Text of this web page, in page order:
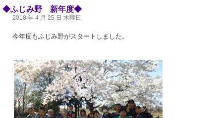
◆ふじみ野 新年度◆
2018 年 4 月 25 日 水曜日
今年度もふじみ野がスタートしました。